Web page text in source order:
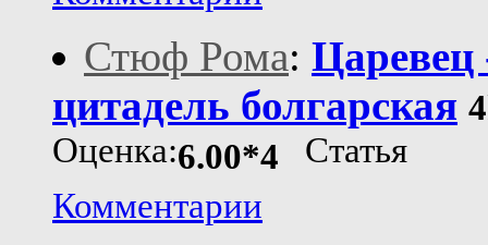
Стюф Рома: Царевец
цитадель болгарская
Оценка:6.00*4 Статья
Комментарии